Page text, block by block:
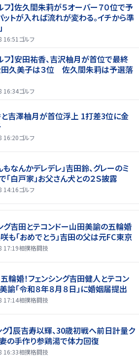
フ】佐久間朱莉が５オーバー７０位で予
ットが入れば流れが変わる。イチから準
16:51 ゴルフ
フ】安田祐香、吉沢柚月が首位で最終
久美子は３位 佐久間朱莉は予選落
16:34ゴルフ
吉澤柚月が首位浮上 1打差3位に金
16:20ゴルフ
もなんかデレデレ」吉田鈴、グレーのミ
「白戸家」お父さん犬との２Ｓ披露
14:16ゴルフ
グ吉田とテコンドー山田美諭の五輪婚
も「おめでとう」吉田の父は元FC東京
17:19相撲格闘技
五輪婚！フェンシング吉田健人とテコン
諭「令和８年８月８日」に婚姻届提出
17:14相撲格闘技
グ】辰吉寿以輝、30歳初戦へ前日計量ク
の手作り参鶏湯で体力回復
16:33相撲格闘技